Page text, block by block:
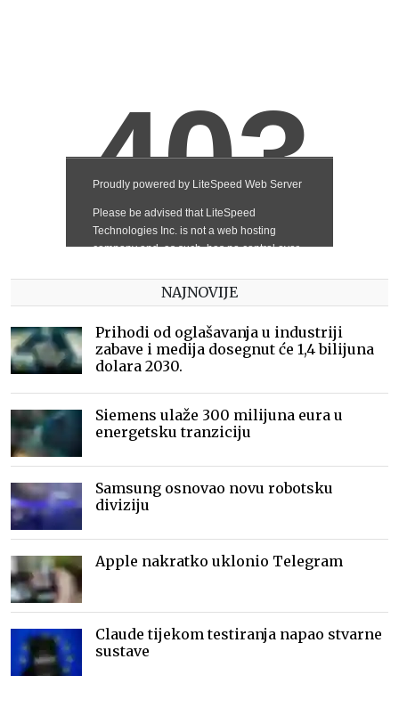
NAJNOVIJE
Prihodi od oglašavanja u industriji
zabave i medija dosegnut će 1,4 bilijuna
dolara 2030.
Siemens ulaže 300 milijuna eura u
energetsku tranziciju
Samsung osnovao novu robotsku
diviziju
Apple nakratko uklonio Telegram
Claude tijekom testiranja napao stvarne
sustave